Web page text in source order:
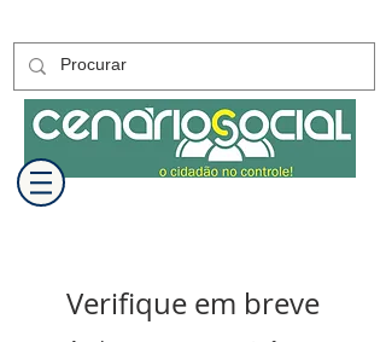
Verifique em breve